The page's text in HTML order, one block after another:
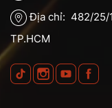
Địa chỉ: 482/25/
TP.HCM